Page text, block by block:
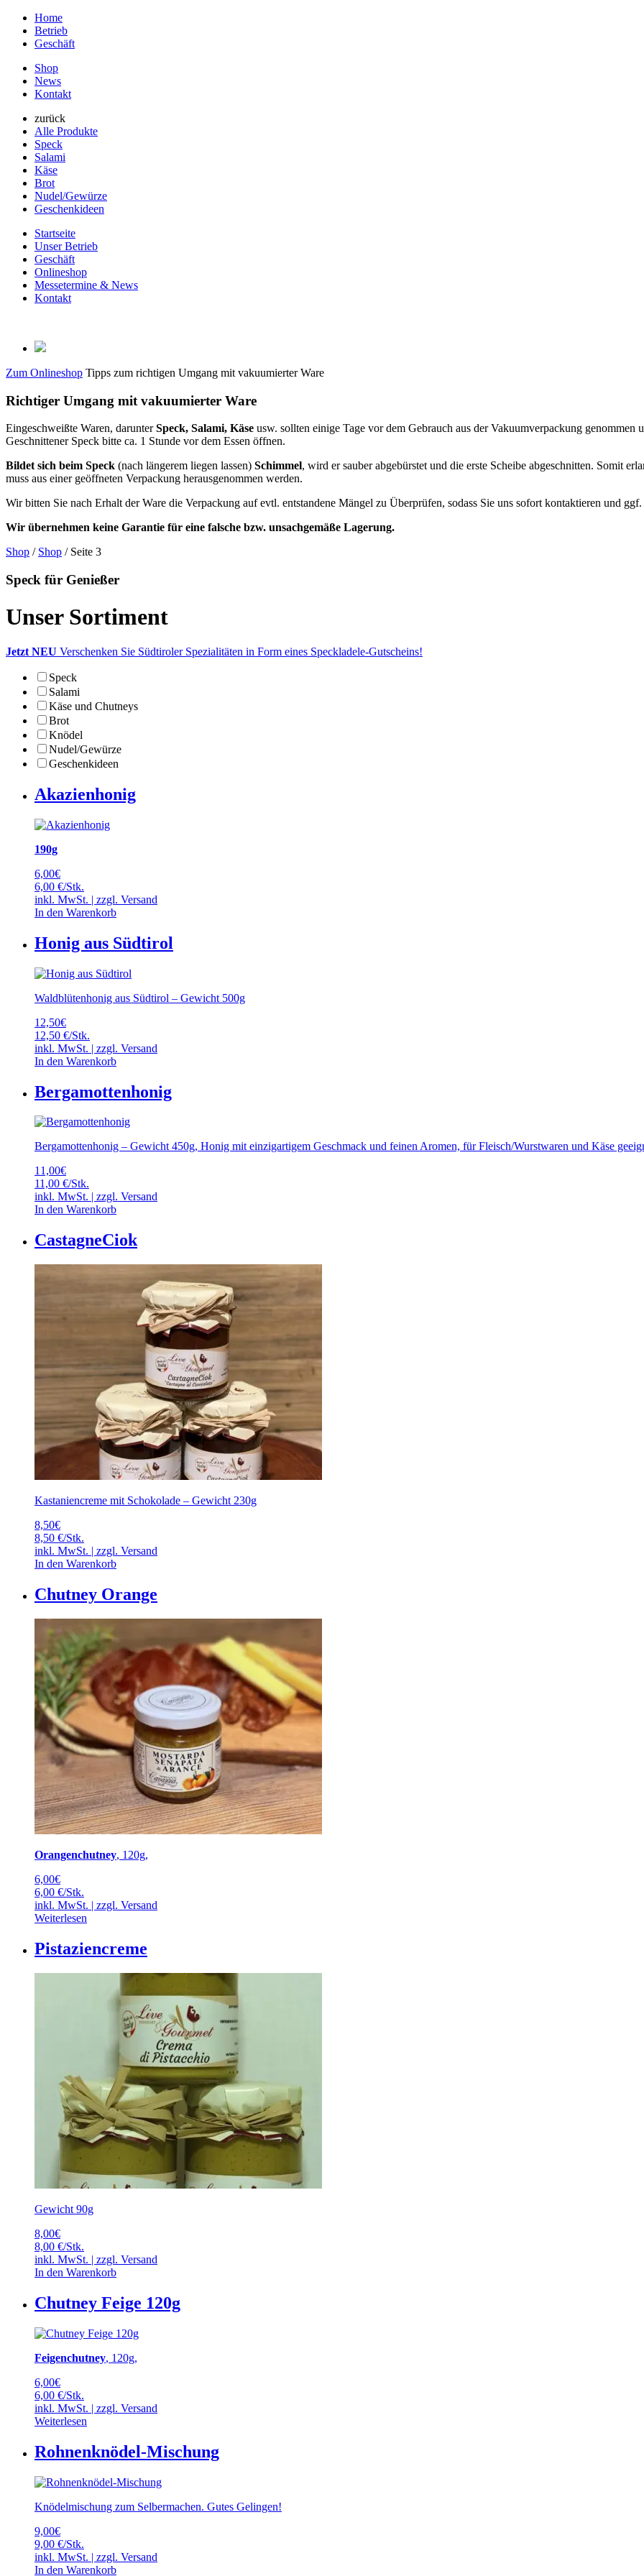
Home
Betrieb
Geschäft
Shop
News
Kontakt
zurück
Alle Produkte
Speck
Salami
Käse
Brot
Nudel/Gewürze
Geschenkideen
Startseite
Unser Betrieb
Geschäft
Onlineshop
Messetermine & News
Kontakt
Zum Onlineshop Tipps zum richtigen Umgang mit vakuumierter Ware
Richtiger Umgang mit vakuumierter Ware
Eingeschweißte Waren, darunterSpeck, Salami, Käse usw. sollten einige Tage vor dem Gebrauch aus der Vakuumverpackung
Geschnittener Speck bitte ca. 1 Stunde vor dem Essen öffnen.
Bildet sich beim Speck (nach längerem liegen lassen) Schimmel, wird er sauber abgebürstet und die erste Scheibe abgeschnitten. Somit
muss aus einer geöffneten Verpackung herausgenommen werden.
Wir bitten Sie nach Erhalt der Ware die Verpackung auf evtl. entstandene Mängel zu Überprüfen, sodass Sie uns sofort kontaktieren und
Wir übernehmen keine Garantie für eine falsche bzw. unsachgemäße Lagerung.
Shop / Shop / Seite 3
Speck für Genießer
Unser Sortiment
Jetzt NEU Verschenken Sie Südtiroler Spezialitäten in Form eines Speckladele-Gutscheins!
Speck
Salami
Käse und Chutneys
Brot
Knödel
Nudel/Gewürze
Geschenkideen
Akazienhonig
190g
6,00€
6,00 €/Stk.
inkl. MwSt. | zzgl. Versand
In den Warenkorb
Honig aus Südtirol
Waldblütenhonig aus Südtirol – Gewicht 500g
12,50€
12,50 €/Stk.
inkl. MwSt. | zzgl. Versand
In den Warenkorb
Bergamottenhonig
Bergamottenhonig – Gewicht 450g, Honig mit einzigartigem Geschmack und feinen Aromen, für Fleisch/Wurstwaren und Käse
11,00€
11,00 €/Stk.
inkl. MwSt. | zzgl. Versand
In den Warenkorb
CastagneCiok
Kastaniencreme mit Schokolade – Gewicht 230g
8,50€
8,50 €/Stk.
inkl. MwSt. | zzgl. Versand
In den Warenkorb
Chutney Orange
Orangenchutney, 120g,
6,00€
6,00 €/Stk.
inkl. MwSt. | zzgl. Versand
Weiterlesen
Pistaziencreme
Gewicht 90g
8,00€
8,00 €/Stk.
inkl. MwSt. | zzgl. Versand
In den Warenkorb
Chutney Feige 120g
Feigenchutney, 120g,
6,00€
6,00 €/Stk.
inkl. MwSt. | zzgl. Versand
Weiterlesen
Rohnenknödel-Mischung
Knödelmischung zum Selbermachen. Gutes Gelingen!
9,00€
9,00 €/Stk.
inkl. MwSt. | zzgl. Versand
In den Warenkorb